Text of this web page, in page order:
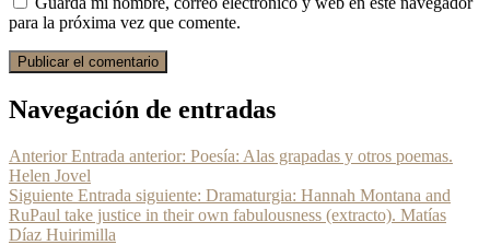
para la próxima vez que comente.
Navegación de entradas
Anterior Entrada anterior: Poesía: Alas grapadas y otros poemas.
Helen Jovel
Siguiente Entrada siguiente: Dramaturgia: Hannah Montana and
RuPaul take justice in their own fabulousness (extracto). Matías
Díaz Huirimilla